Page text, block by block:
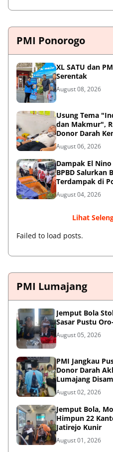
PMI Ponorogo
XL SATU dan
Serentak
August 08, 2026
Usung Tema
dan Makmur",
Donor Darah
ke-81
August 06, 2026
Dampak El
BPBD Salurkan
Terdampak di
August 04, 2026
Lihat
Failed to load posts.
PMI Lumajang
Jemput Bola
Sasar Pustu
August 05, 2026
PMI Jangkau
Donor Darah
Lumajang
August 02, 2026
Jemput Bola,
Himpun 22
Jatirejo Kunir
August 01, 2026